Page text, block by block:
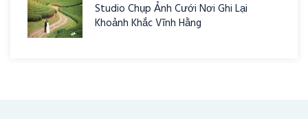
Studio Chụp Ảnh Cưới Nơi Ghi Lại
Khoảnh Khắc Vĩnh Hằng